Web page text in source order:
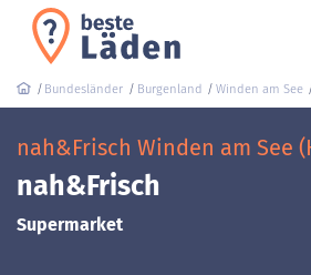
Bundesländer Burgenland Winden am See
nah&Frisch Winden am See
nah&Frisch
Supermarket